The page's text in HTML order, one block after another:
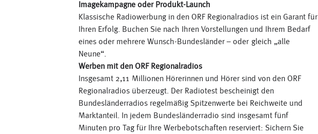
Imagekampagne oder Produkt-Launch
Klassische Radiowerbung in den ORF Regionalradios ist ein Garant für
Ihren Erfolg. Buchen Sie nach Ihren Vorstellungen und Ihrem Bedarf
eines oder mehrere Wunsch-Bundesländer – oder gleich „alle
Neune“.
Werben mit den ORF Regionalradios
Insgesamt 2,11 Millionen Hörerinnen und Hörer sind von den ORF
Regionalradios überzeugt. Der Radiotest bescheinigt den
Bundesländerradios regelmäßig Spitzenwerte bei Reichweite und
Marktanteil. In jedem Bundesländerradio sind insgesamt fünf
Minuten pro Tag für Ihre Werbebotschaften reserviert: Sichern Sie